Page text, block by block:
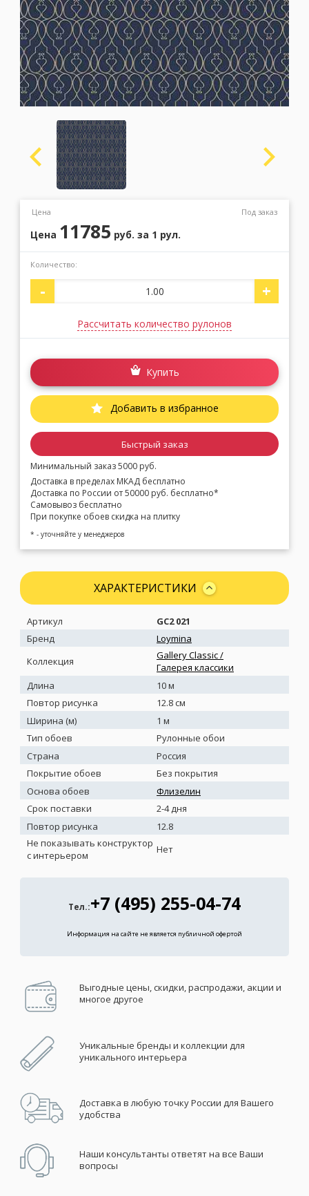
Москва (сменить город)
Заказать обратный звонок
Цена Под заказ
Цена 11785 руб. за 1 рул.
Количество:
- +
Рассчитать количество рулонов
Купить
Добавить в избранное
Быстрый заказ
Минимальный заказ 5000 руб.
Доставка в пределах МКАД бесплатно
Доставка по России от 50000 руб. бесплатно*
Самовывоз бесплатно
При покупке обоев скидка на плитку
* - уточняйте у менеджеров
ХАРАКТЕРИСТИКИ
Артикул
GC2 021
Бренд
Loymina
Коллекция
Gallery Classic /
Галерея классики
Длина
10 м
Повтор рисунка
12.8 см
Ширина (м)
1 м
Тип обоев
Рулонные обои
Страна
Россия
Покрытие обоев
Без покрытия
Основа обоев
Флизелин
Срок поставки
2-4 дня
Повтор рисунка
12.8
Не показывать конструктор
с интерьером
Нет
Тел.:+7 (495) 255-04-74
Информация на сайте не является публичной офертой
Выгодные цены, скидки, распродажи, акции и
многое другое
Уникальные бренды и коллекции для
уникального интерьера
Доставка в любую точку России для Вашего
удобства
Наши консультанты ответят на все Ваши
вопросы